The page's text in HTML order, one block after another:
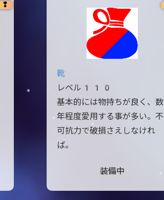
❢
靴
レベル110
基本的には物持ちが良く、数
年程度愛用する事が多い。不
可抗力で破損さえしなけれ
ば。
装備中